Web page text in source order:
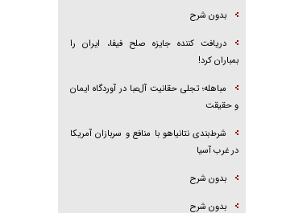
بدون شرح
دریافت کننده جایزه صلح فیفا، ایران را
بمباران کرد!
مباهله؛ تجلی حقانیت آل‌عبا در آوردگاه ایمان
و حقیقت
شرط‌بندی نتانیاهو با منافع و سربازان آمریکا
در غرب آسیا
بدون شرح
بدون شرح